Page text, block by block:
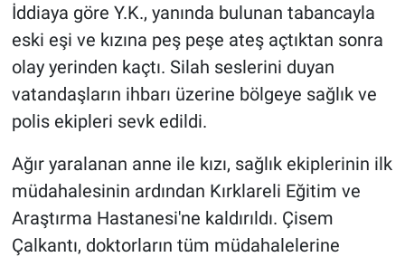
İddiaya göre Y.K., yanında bulunan tabancayla
eski eşi ve kızına peş peşe ateş açtıktan sonra
olay yerinden kaçtı. Silah seslerini duyan
vatandaşların ihbarı üzerine bölgeye sağlık ve
polis ekipleri sevk edildi.
Ağır yaralanan anne ile kızı, sağlık ekiplerinin ilk
müdahalesinin ardından Kırklareli Eğitim ve
Araştırma Hastanesi'ne kaldırıldı. Çisem
Çalkantı, doktorların tüm müdahalelerine